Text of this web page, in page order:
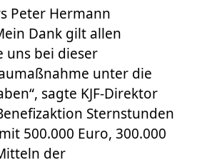
Peter Hermann
Dank gilt allen
uns bei dieser
unter die
sagte KJF-Direktor
Sternstunden
500.000 Euro, 300.000
der